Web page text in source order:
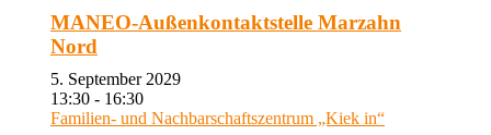
MANEO-Außenkontaktstelle Marzahn
Nord
5. September 2029
13:30 - 16:30
Familien- und Nachbarschaftszentrum „Kiek in“